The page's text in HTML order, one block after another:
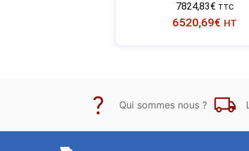
7824,83€ TTC
6520,69€ HT
Qui sommes nous ?